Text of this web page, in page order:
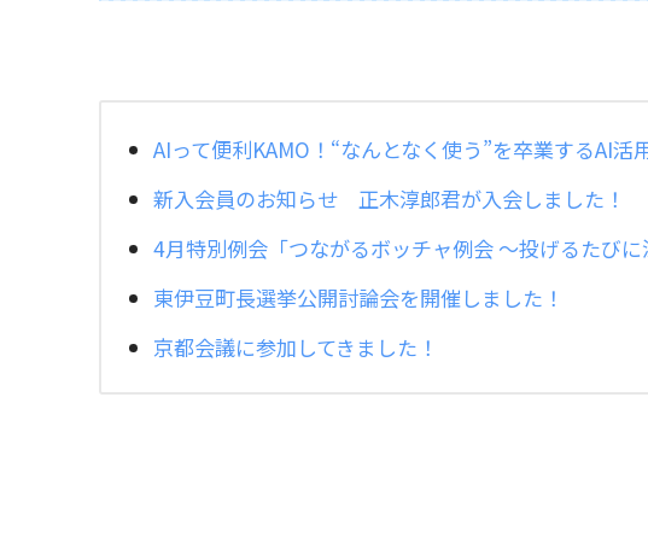
AIって便利KAMO！“なんとなく使う”を卒業するAI
新入会員のお知らせ 正木淳郎君が入会しました！
4月特別例会「つながるボッチャ例会 ～投げるたびに
東伊豆町長選挙公開討論会を開催しました！
京都会議に参加してきました！